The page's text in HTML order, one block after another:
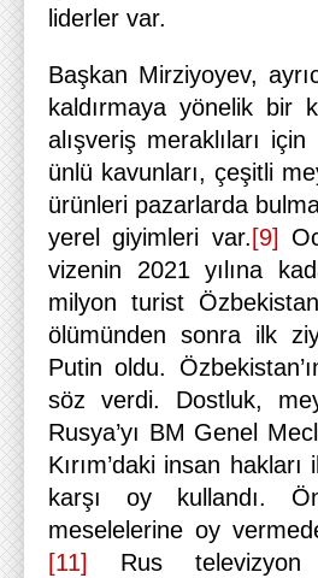
liderler var.
Başkan Mirziyoyev,
kaldırmaya yönelik bir
alışveriş meraklıları
ünlü kavunları, çeşitli
ürünleri pazarlarda
yerel giyimleri var. [9]
vizenin 2021 yılına
milyon turist
ölümünden sonra ilk
Putin oldu.
söz verdi. Dostluk,
Rusya’yı BM Genel
Kırım’daki insan
karşı oy kullandı.
meselelerine oy
[11]
Rus televizyon